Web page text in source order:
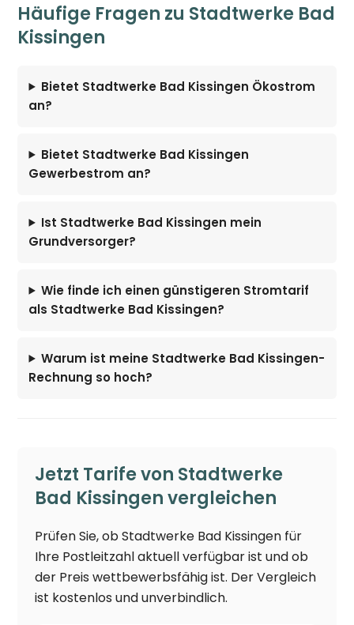
Häufige Fragen zu Stadtwerke Bad
Kissingen
Bietet Stadtwerke Bad Kissingen Ökostrom
an?
Bietet Stadtwerke Bad Kissingen
Gewerbestrom an?
Ist Stadtwerke Bad Kissingen mein
Grundversorger?
Wie finde ich einen günstigeren Stromtarif
als Stadtwerke Bad Kissingen?
Warum ist meine Stadtwerke Bad Kissingen-
Rechnung so hoch?
Jetzt Tarife von Stadtwerke
Bad Kissingen vergleichen
Prüfen Sie, ob Stadtwerke Bad Kissingen für
Ihre Postleitzahl aktuell verfügbar ist und ob
der Preis wettbewerbsfähig ist. Der Vergleich
ist kostenlos und unverbindlich.